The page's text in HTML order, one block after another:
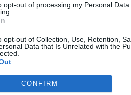
opt-out of processing my Personal Data
opt-out of Collection, Use, Retention,
Data that Is Unrelated with the
CONFIRM
arthra/2011/08-02/
ΔΙΑΦΗΜΙΣΗ